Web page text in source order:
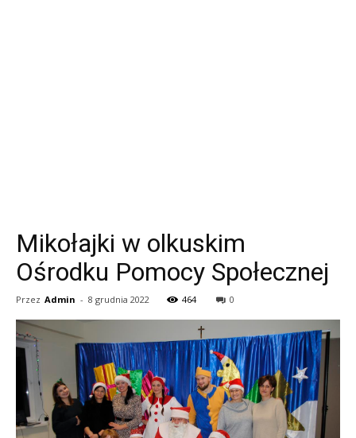
Mikołajki w olkuskim
Ośrodku Pomocy Społecznej
Przez Admin - 8 grudnia 2022 464 0